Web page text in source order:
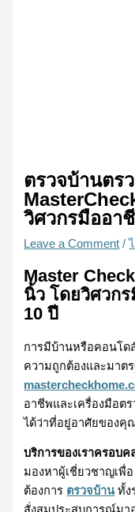
ตรวจบ้านตร
วิศวกรมืออา
Leave a Comment /
Master
นิ้ว โดยวิศวก
10 ปี
การมีบ้านหรือคอนโด
ความถูกต้องและมาต
อาชีพและเครื่องมือต
ได้ว่าที่อยู่อาศัยของ
บริการของเราครอบ
มองหาผู้เชี่ยวชาญเพื่
ต้องการ ตรวจบ้านทั้ง